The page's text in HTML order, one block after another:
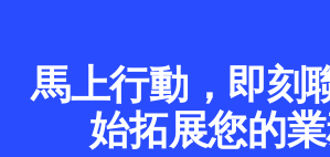
馬上行動，即
始拓展您的業